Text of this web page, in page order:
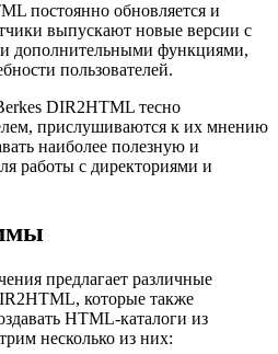
постоянно обновляется и
выпускают новые версии с
дополнительными функциями,
пользователей.
DIR2HTML тесно
прислушиваются к их мнению
наиболее полезную и
работы с директориями и
предлагает различные
которые также
HTML-каталоги из
несколько из них: